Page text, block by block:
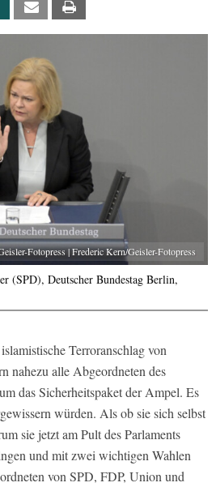
Xing Email
Fotopress | Frederic Kern/Geisler-Fotopress
(SPD), Deutscher Bundestag Berlin,
Terroranschlag von
nahezu alle Abgeordneten des
das Sicherheitspaket der Ampel. Es
würden. Als ob sie sich selbst
sie jetzt am Pult des Parlaments
und mit zwei wichtigen Wahlen
von SPD, FDP, Union und